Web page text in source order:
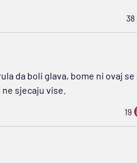
38
da boli glava, bome ni ovaj se
sjecaju vise.
19